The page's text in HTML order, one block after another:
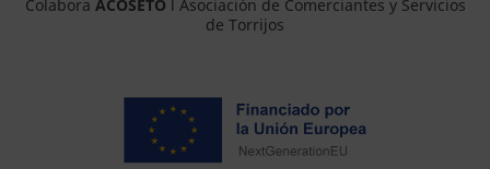
Colabora ACOSETO l Asociación de Comerciantes y Servicios
de Torrijos